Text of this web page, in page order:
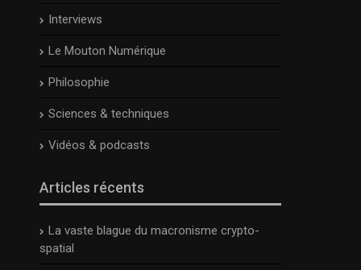
Interviews
Le Mouton Numérique
Philosophie
Sciences & techniques
Vidéos & podcasts
Articles récents
La vaste blague du macronisme crypto-
spatial